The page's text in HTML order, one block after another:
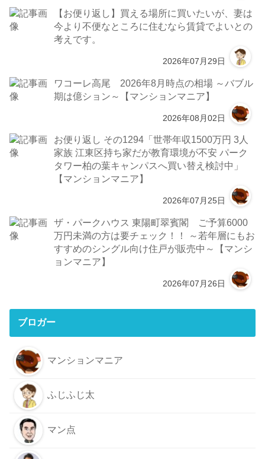
【お便り返し】買える場所に買いたいが、妻は
今より不便なところに住むなら賃貸でよいとの
考えです。
2026年07月29日
ワコーレ高尾 2026年8月時点の相場 ～バブル
期は億ション～【マンションマニア】
2026年08月02日
お便り返し その1294「世帯年収1500万円 3人
家族 江東区持ち家だが教育環境が不安 パーク
タワー柏の葉キャンパスへ買い替え検討中」
【マンションマニア】
2026年07月25日
ザ・パークハウス 東陽町翠賓閣 ご予算6000
万円未満の方は要チェック！！ ～若年層にもお
すすめのシングル向け住戸が販売中～【マンシ
ョンマニア】
2026年07月26日
ブロガー
マンションマニア
ふじふじ太
マン点